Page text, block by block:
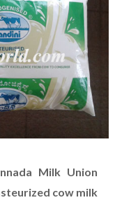
Milk Union
cow milk